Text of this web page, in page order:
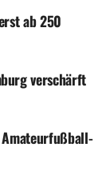
ab 250
verschärft